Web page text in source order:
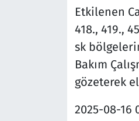
Etkilenen
418., 419.,
sk
Bakım
gözeterek
2025-08-16